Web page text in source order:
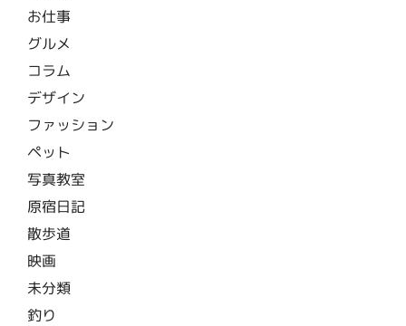
お仕事
グルメ
コラム
デザイン
ファッション
ペット
写真教室
原宿日記
散歩道
映画
未分類
釣り